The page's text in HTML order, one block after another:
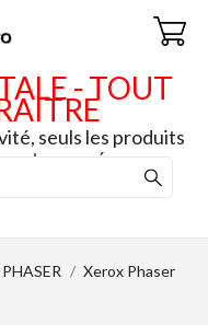
- TOUT
seuls les produits
envoyés.
Xerox Phaser